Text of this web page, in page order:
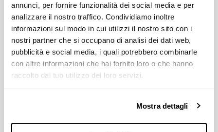
annunci, per fornire funzionalità dei social media e per
analizzare il nostro traffico. Condividiamo inoltre
informazioni sul modo in cui utilizzi il nostro sito con i
nostri partner che si occupano di analisi dei dati web,
pubblicità e social media, i quali potrebbero combinarle
con altre informazioni che hai fornito loro o che hanno
raccolto dal tuo utilizzo dei loro servizi.
Mostra dettagli
CODE
WHKR30B0U
NABEN
AL 7075 T6
NIPPEL